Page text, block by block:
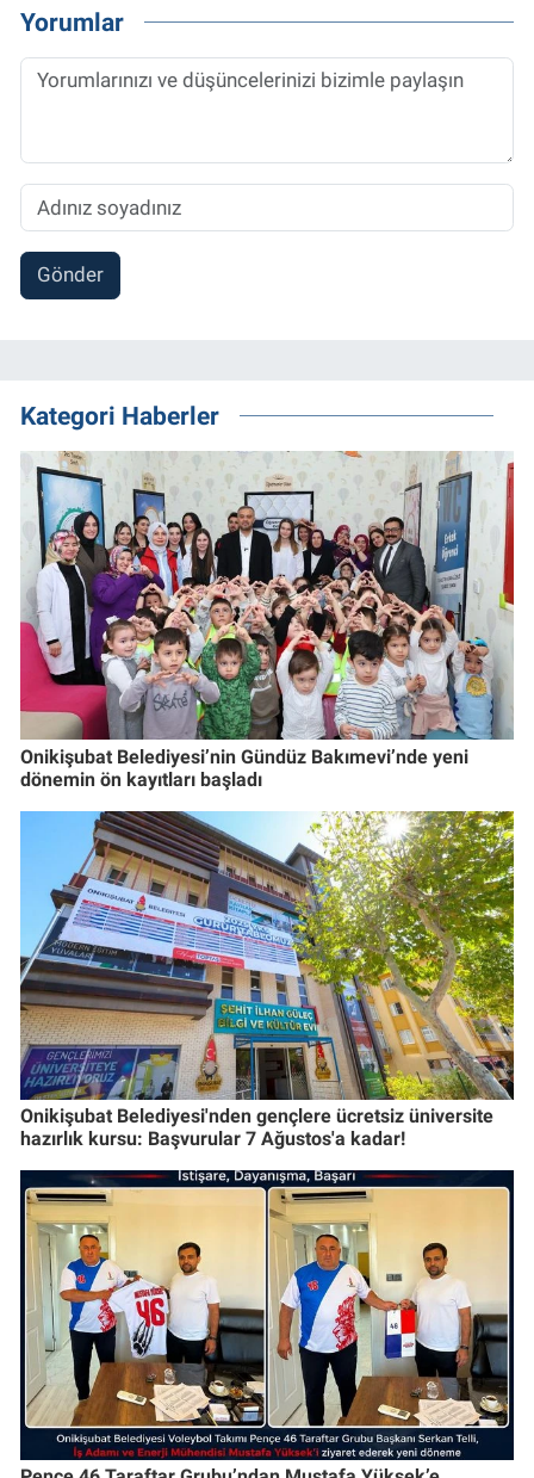
Yorumlar
Gönder
Kategori Haberler
Onikişubat Belediyesi’nin Gündüz Bakımevi’nde yeni
dönemin ön kayıtları başladı
Onikişubat Belediyesi'nden gençlere ücretsiz üniversite
hazırlık kursu: Başvurular 7 Ağustos'a kadar!